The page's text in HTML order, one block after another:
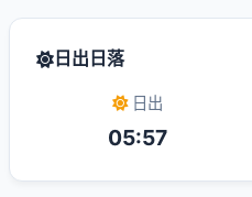
日出日落
日出
05:57